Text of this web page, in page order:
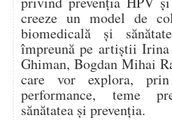
creeze un model de
biomedicală și
împreună pe artiștii
Ghiman, Bogdan Mihai
care vor explora,
performance, teme
sănătatea și prevenția.